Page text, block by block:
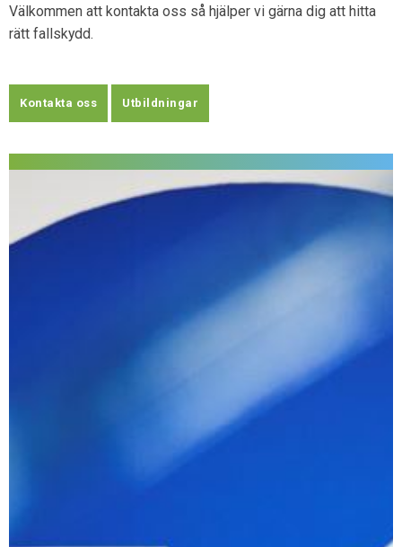
Välkommen att kontakta oss så hjälper vi gärna dig att hitta
rätt fallskydd.
Kontakta oss Utbildningar